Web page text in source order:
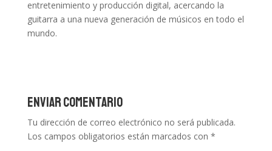
entretenimiento y producción digital, acercando la
guitarra a una nueva generación de músicos en todo el
mundo.
Enviar comentario
Tu dirección de correo electrónico no será publicada.
Los campos obligatorios están marcados con *